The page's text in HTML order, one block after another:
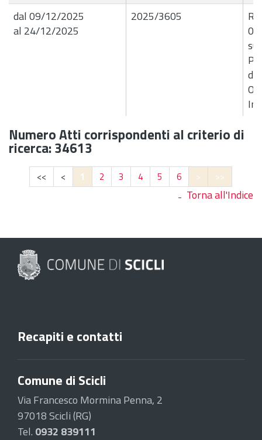
dal 09/12/2025
al 24/12/2025
2025/3605
Numero Atti corrispondenti al criterio di
ricerca: 34613
<< < 1 2 3 4 5 6 > >>
Torna all'Indice
Recapiti e contatti
Comune di Scicli
Via Francesco Mormina Penna, 2
97018 Scicli (RG)
Tel. 0932 839111